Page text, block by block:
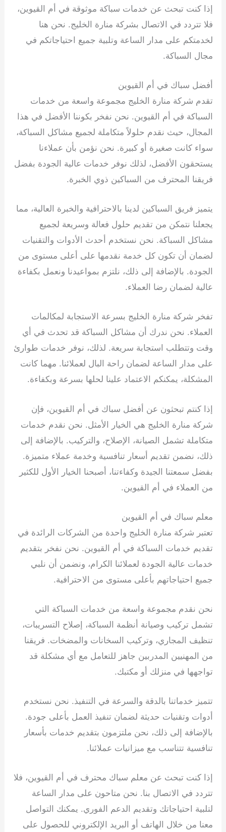
إذا كنت تبحث عن خدمات سباكة موثوقة في أم القيوين،
فلا تتردد في الاتصال بشركة منارة الخليج. نحن هنا
لخدمتكم على مدار الساعة وتلبية جميع احتياجاتكم في
مجال السباكة.
أفضل سباك في أم القيوين
تقدم شركة منارة الخليج مجموعة واسعة من خدمات
السباكة في أم القيوين. نحن نفخر بكوننا الأفضل في هذا
المجال، حيث نقدم حلولاً متكاملة لجميع مشاكل السباكة،
سواء كانت صغيرة أو كبيرة. نحن نؤمن بأن عملاءنا
يستحقون الأفضل، لذلك نوفر خدمات عالية الجودة بفضل
فريقنا المحترف من السباكين ذوي الخبرة.
يتميز فريق السباكين لدينا بالاحترافية والخبرة العالية، مما
يجعلنا نتمكن من تقديم حلول فعالة وسريعة لجميع
مشاكل السباكة. نحن نستخدم أحدث الأدوات والتقنيات
لضمان أن تكون كل خدمة نقدمها على أعلى مستوى من
الجودة. بالإضافة إلى ذلك، نلتزم بمواعيدنا ونعمل بكفاءة
عالية لضمان رضا العملاء.
تفخر شركة منارة الخليج بسرعة الاستجابة لمكالمات
العملاء. نحن ندرك أن مشاكل السباكة قد تحدث في أي
وقت وتتطلب استجابة سريعة. لذلك، نوفر خدمات طوارئ
على مدار الساعة لضمان راحة البال لعملائنا. مهما كانت
المشكلة، يمكنكم الاعتماد علينا لحلها بسرعة وبكفاءة.
إذا كنتم تبحثون عن أفضل سباك في أم القيوين، فإن
شركة منارة الخليج هي الخيار الأمثل. نحن نقدم خدمات
متكاملة تشمل الصيانة، الإصلاح، والتركيب. بالإضافة إلى
ذلك، نضمن تقديم أسعار تنافسية وخدمة عملاء متميزة.
بفضل سمعتنا الجيدة وكفاءتنا، أصبحنا الخيار الأول للكثير
من العملاء في أم القيوين.
معلم سباك في أم القيوين
تعتبر شركة منارة الخليج واحدة من الشركات الرائدة في
تقديم خدمات السباكة في أم القيوين. نحن نفخر بتقديم
خدمات عالية الجودة لعملائنا الكرام، ونضمن أن نلبي
جميع احتياجاتهم بأعلى مستوى من الاحترافية.
نحن نقدم مجموعة واسعة من خدمات السباكة التي
تشمل تركيب وصيانة أنظمة السباكة، إصلاح التسريبات،
تنظيف المجاري، وتركيب السخانات والمضخات. فريقنا
من المهنيين المدربين جاهز للتعامل مع أي مشكلة قد
تواجهها في منزلك أو مكتبك.
تتميز خدماتنا بالدقة والسرعة في التنفيذ. نحن نستخدم
أدوات وتقنيات حديثة لضمان تنفيذ العمل بأعلى جودة.
بالإضافة إلى ذلك، نحن ملتزمون بتقديم خدمات بأسعار
تنافسية تتناسب مع ميزانيات عملائنا.
إذا كنت تبحث عن معلم سباك محترف في أم القيوين، فلا
تتردد في الاتصال بنا. نحن متاحون على مدار الساعة
لتلبية احتياجاتك وتقديم الدعم الفوري. يمكنك التواصل
معنا من خلال الهاتف أو البريد الإلكتروني للحصول على